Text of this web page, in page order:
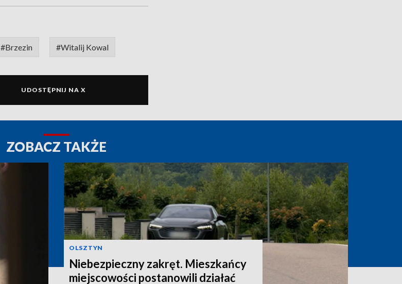
#Brzezin #Witalij Kowal
UDOSTĘPNIJ NA X
ZOBACZ TAKŻE
OLSZTYN
Niebezpieczny zakręt. Mieszkańcy
miejscowości postanowili działać